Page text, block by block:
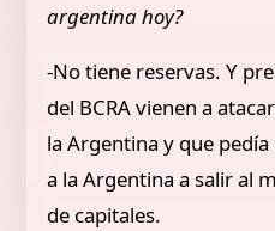
argentina hoy?
-No tiene reservas. Y
del BCRA vienen a
la Argentina y que
a la Argentina a salir al
de capitales.